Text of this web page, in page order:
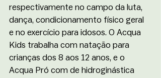
respectivamente no campo da luta,
dança, condicionamento físico geral
e no exercício para idosos. O Acqua
Kids trabalha com natação para
crianças dos 8 aos 12 anos, e o
Acqua Pró com de hidroginástica